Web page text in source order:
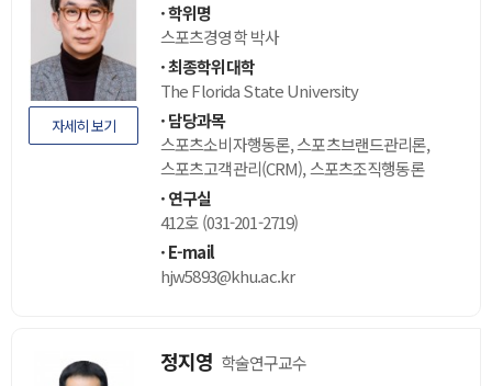
학위명
스포츠경영학 박사
최종학위대학
The Florida State University
담당과목
스포츠소비자행동론, 스포츠브랜드관리론,
스포츠고객관리(CRM), 스포츠조직행동론
연구실
412호 (031-201-2719)
E-mail
hjw5893@khu.ac.kr
자세히 보기
정지영 학술연구교수